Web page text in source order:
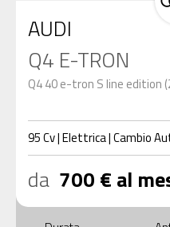
AUDI
Q4 E-TRON
Q4 40 e-tron S line edition
95Cv|Elettrica|Cambio
da 700 € al